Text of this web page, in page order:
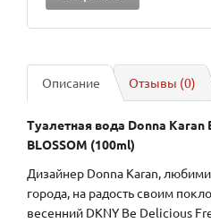
Описание Отзывы (0)
Туалетная вода Donna Karan
BLOSSOM (100ml)
Дизайнер Donna Karan,
города, на радость своим
весенний DKNY Be Delicious